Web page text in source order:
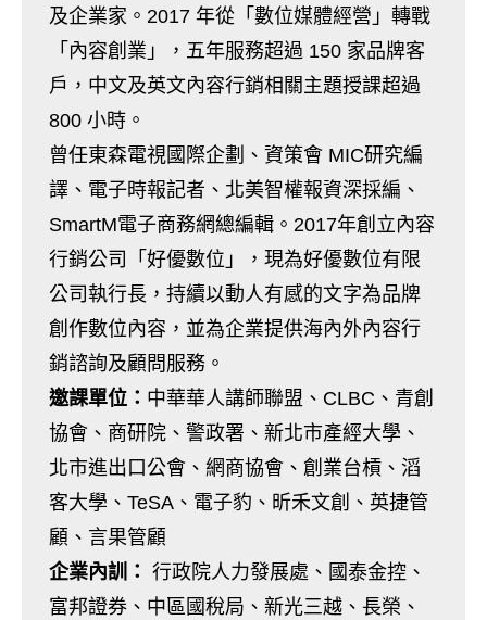
及企業家。2017 年從「數位媒體經營」轉戰
「內容創業」，五年服務超過 150 家品牌客
戶，中文及英文內容行銷相關主題授課超過
800 小時。
曾任東森電視國際企劃、資策會 MIC研究編
譯、電子時報記者、北美智權報資深採編、
SmartM電子商務網總編輯。2017年創立內容
行銷公司「好優數位」，現為好優數位有限
公司執行長，持續以動人有感的文字為品牌
創作數位內容，並為企業提供海內外內容行
銷諮詢及顧問服務。
邀課單位： 中華華人講師聯盟、CLBC、青創
協會、商研院、警政署、新北市產經大學、
北市進出口公會、網商協會、創業台槓、滔
客大學、TeSA、電子豹、昕禾文創、英捷管
顧、言果管顧
企業內訓： 行政院人力發展處、國泰金控、
富邦證券、中區國稅局、新光三越、長榮、